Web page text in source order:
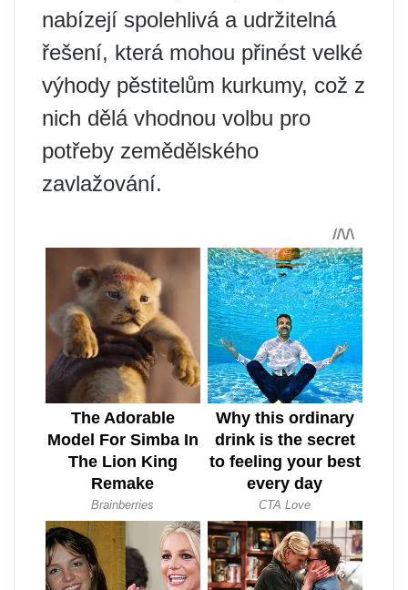
nabízejí spolehlivá a udržitelná
řešení, která mohou přinést velké
výhody pěstitelům kurkumy, což z
nich dělá vhodnou volbu pro
potřeby zemědělského
zavlažování.